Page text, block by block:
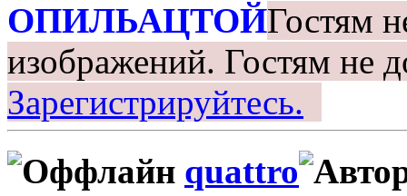
ОПИЛЬАЦТОЙГостям
изображений. Гостям не
Зарегистрируйтесь.
quattro